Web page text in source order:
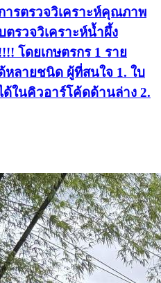
ารตรวจวิเคราะห์คุณภาพ
ตรวจวิเคราะห์น้ำผึ้ง
โดยเกษตรกร 1 ราย
หลายชนิด ผู้ที่สนใจ 1. ใบ
ในคิวอาร์โค้ดด้านล่าง 2.